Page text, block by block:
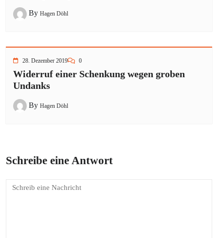
By Hagen Döhl
28. Dezember 2019 0
Widerruf einer Schenkung wegen groben
Undanks
By Hagen Döhl
Schreibe eine Antwort